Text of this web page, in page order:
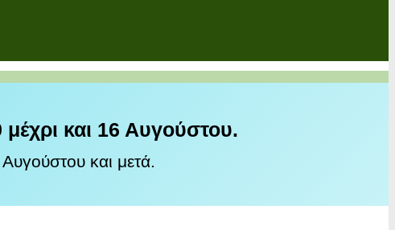
και 16 Αυγούστου.
και μετά.